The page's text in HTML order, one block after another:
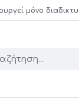
μόνο